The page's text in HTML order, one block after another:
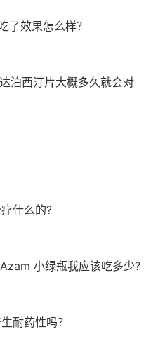
了效果怎么样？
泊西汀片大概多久就会对
什么的?
小绿瓶我应该吃多少?
耐药性吗？